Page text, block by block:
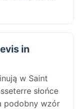
in
w Saint
słońce
podobny wzór